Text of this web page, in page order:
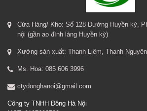
Cửa Hàng/ Kho: Số 128 Đường Huyền kỳ,
nội (gần ao đình làng Huyền kỳ)
Xưởng sản xuất: Thanh Liêm, Thanh
Ms. Hoa: 085 606 3996
ctydonghanoi@gmail.com
Công ty TNHH Đông Hà Nội